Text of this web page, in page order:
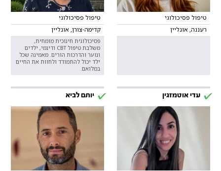
טיפול פסיכולוגי
רעננה, אונליין
טיפול פסיכולוגי
קדימה-צורן, אונליין
פסיכולוגית חינוכית מומחית,
משלבת טיפול CBT ודינמי, ילדים
ונוער והדרכות הורים. מאמינה שכל
ילד יכול להתמודד ולחוות את החיים
במלואם.
עדי אוטמזגין יותם לביא